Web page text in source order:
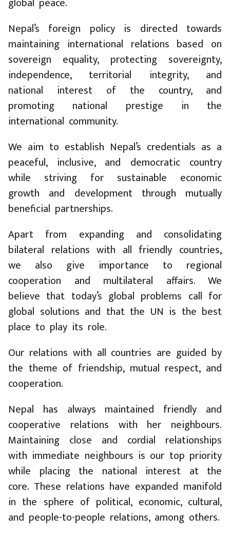
Nepal’s foreign policy is directed towards
maintaining international relations based on
sovereign equality, protecting sovereignty,
independence, territorial integrity, and
national interest of the country, and
promoting national prestige in the
international community.
We aim to establish Nepal’s credentials as a
peaceful, inclusive, and democratic country
while striving for sustainable economic
growth and development through mutually
beneficial partnerships.
Apart from expanding and consolidating
bilateral relations with all friendly countries,
we also give importance to regional
cooperation and multilateral affairs. We
believe that today’s global problems call for
global solutions and that the UN is the best
place to play its role.
Our relations with all countries are guided by
the theme of friendship, mutual respect, and
cooperation.
Nepal has always maintained friendly and
cooperative relations with her neighbours.
Maintaining close and cordial relationships
with immediate neighbours is our top priority
while placing the national interest at the
core. These relations have expanded manifold
in the sphere of political, economic, cultural,
and people-to-people relations, among others.